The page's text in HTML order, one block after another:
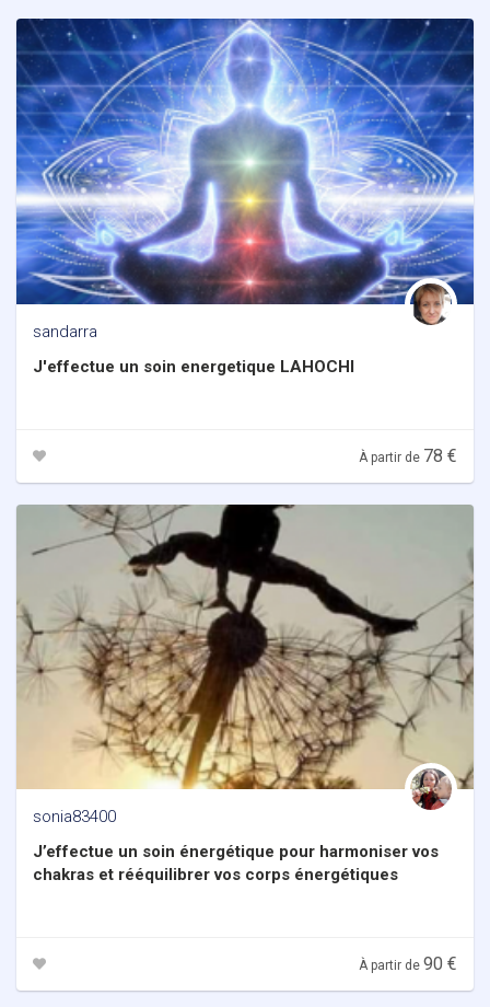
sandarra
J'effectue un soin energetique LAHOCHI
À partir de 78 €
sonia83400
J’effectue un soin énergétique pour harmoniser vos
chakras et rééquilibrer vos corps énergétiques
À partir de 90 €